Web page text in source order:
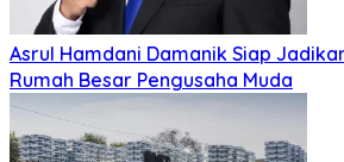
Asrul Hamdani Damanik Siap
Rumah Besar Pengusaha Muda